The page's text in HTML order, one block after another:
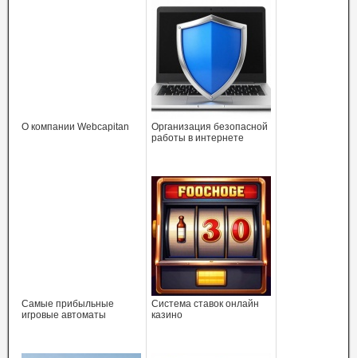
O компании Webcapitan
Организация безопасной
работы в интернете
Самые прибыльные
игровые автоматы
Система ставок онлайн
казино